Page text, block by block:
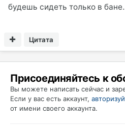
будешь сидеть только в
Цитата
Присоединяйтесь к
Вы можете написать сейчас и
Если у вас есть аккаунт,
от имени своего аккаунта.